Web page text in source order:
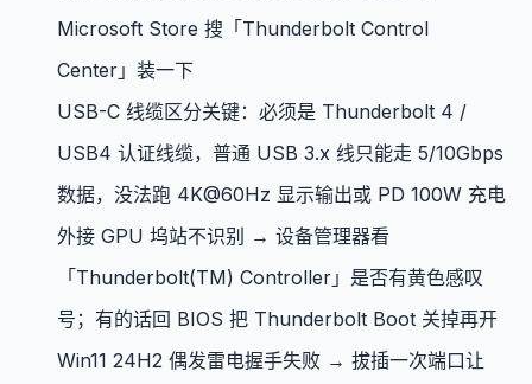
Microsoft Store 搜「Thunderbolt Control
Center」装一下
USB-C 线缆区分关键：必须是 Thunderbolt 4 /
USB4 认证线缆，普通 USB 3.x 线只能走 5/10Gbps
数据，没法跑 4K@60Hz 显示输出或 PD 100W 充电
外接 GPU 坞站不识别 → 设备管理器看
「Thunderbolt(TM) Controller」是否有黄色感叹
号；有的话回 BIOS 把 Thunderbolt Boot 关掉再开
Win11 24H2 偶发雷电握手失败 → 拔插一次端口让